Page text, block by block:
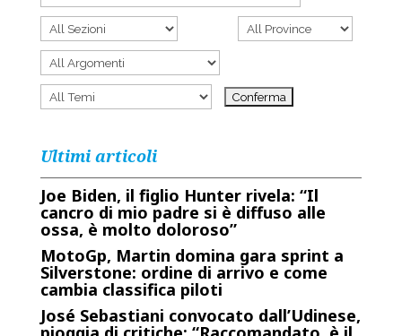
Ultimi articoli
Joe Biden, il figlio Hunter rivela: “Il
cancro di mio padre si è diffuso alle
ossa, è molto doloroso”
MotoGp, Martin domina gara sprint a
Silverstone: ordine di arrivo e come
cambia classifica piloti
José Sebastiani convocato dall’Udinese,